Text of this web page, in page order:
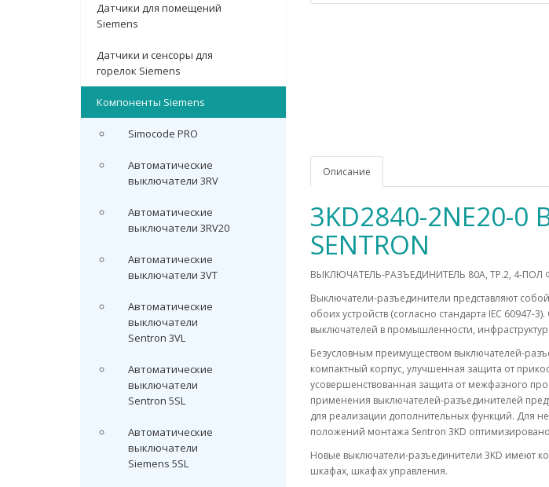
Датчики для помещений
Siemens
Датчики и сенсоры для
горелок Siemens
Компоненты Siemens
Simocode PRO
Автоматические
выключатели 3RV
Автоматические
выключатели 3RV20
Автоматические
выключатели 3VT
Автоматические
выключатели
Sentron 3VL
Автоматические
выключатели
Sentron 5SL
Автоматические
выключатели
Siemens 5SL
Описание
3KD2840-2NE20-
SENTRON
ВЫКЛЮЧАТЕЛЬ-РАЗЪЕДИНИТЕЛЬ 80A, ТР.2, 4-
Выключатели-разъединители представляют
обоих устройств (согласно стандарта IEC
выключателей в промышленности,
Безусловным преимуществом выключателей-
компактный корпус, улучшенная защита от
усовершенствованная защита от межфазного
применения выключателей-разъединителей
для реализации дополнительных функций. Для
положений монтажа Sentron 3KD
Новые выключатели-разъединители 3KD имеют
шкафах, шкафах управления.